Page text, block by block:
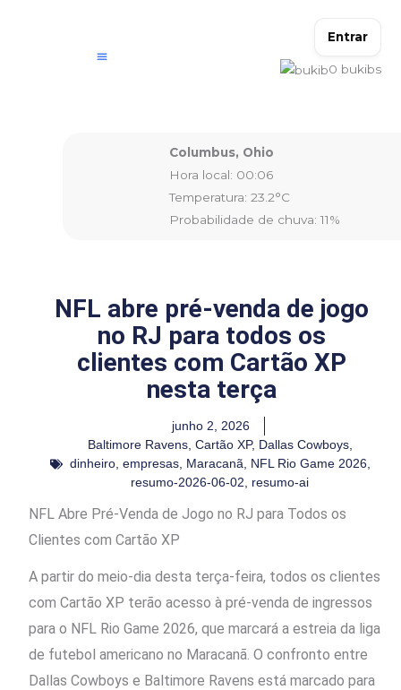
Entrar
0 bukibs
Columbus, Ohio
Hora local: 00:06
Temperatura: 23.2°C
Probabilidade de chuva: 11%
NFL abre pré-venda de jogo
no RJ para todos os
clientes com Cartão XP
nesta terça
junho 2, 2026
Baltimore Ravens, Cartão XP, Dallas Cowboys,
dinheiro, empresas, Maracanã, NFL Rio Game 2026,
resumo-2026-06-02, resumo-ai
NFL Abre Pré-Venda de Jogo no RJ para Todos os
Clientes com Cartão XP
A partir do meio-dia desta terça-feira, todos os clientes
com Cartão XP terão acesso à pré-venda de ingressos
para o NFL Rio Game 2026, que marcará a estreia da liga
de futebol americano no Maracanã. O confronto entre
Dallas Cowboys e Baltimore Ravens está marcado para